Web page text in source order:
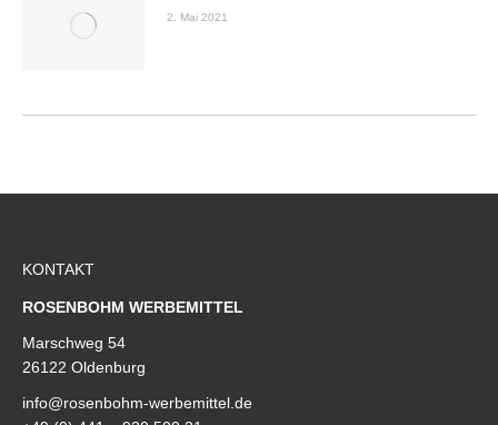
2. Mai 2021
KONTAKT
ROSENBOHM WERBEMITTEL
Marschweg 54
26122 Oldenburg
info@rosenbohm-werbemittel.de